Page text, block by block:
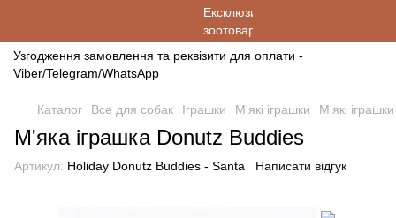
Узгодження замовлення та реквізити для оплати -
Viber/Telegram/WhatsApp
Каталог Все для собак Іграшки М'які іграшки М'які
М'яка іграшка Donutz Buddies
Артикул: Holiday Donutz Buddies - Santa Написати відгук